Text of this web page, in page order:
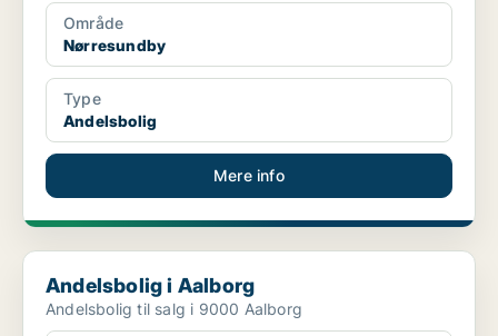
Område
Nørresundby
Type
Andelsbolig
Mere info
Andelsbolig i Aalborg
Andelsbolig i Aalborg
Andelsbolig til salg i 9000 Aalborg